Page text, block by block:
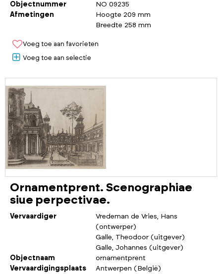
Objectnummer
NO 09235
Afmetingen
Hoogte 209 mm
Breedte 258 mm
Voeg toe aan favorieten
Voeg toe aan selectie
Ornamentprent. Scenographiae
siue perpectivae.
Vervaardiger
Vredeman de Vries, Hans
(ontwerper)
Galle, Theodoor (uitgever)
Galle, Johannes (uitgever)
Objectnaam
ornamentprent
Vervaardigingsplaats
Antwerpen (België)